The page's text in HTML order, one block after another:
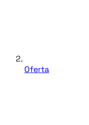
Oferta